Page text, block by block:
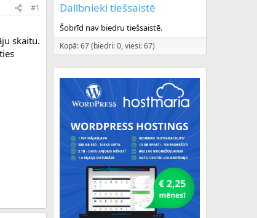
#1
skaitu.
Dalībnieki tiešsaistē
Šobrīd nav biedru tiešsaistē.
Kopā: 67 (biedri: 0, viesi: 67)